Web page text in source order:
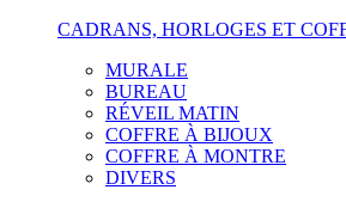
CADRANS, HORLOGES ET
MURALE
BUREAU
RÉVEIL MATIN
COFFRE À BIJOUX
COFFRE À MONTRE
DIVERS